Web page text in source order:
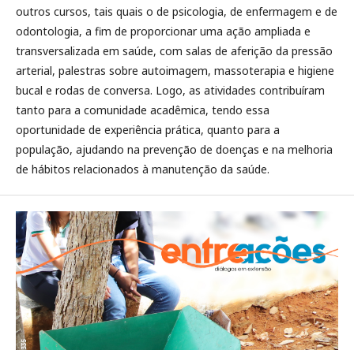
outros cursos, tais quais o de psicologia, de enfermagem e de
odontologia, a fim de proporcionar uma ação ampliada e
transversalizada em saúde, com salas de aferição da pressão
arterial, palestras sobre autoimagem, massoterapia e higiene
bucal e rodas de conversa. Logo, as atividades contribuíram
tanto para a comunidade acadêmica, tendo essa
oportunidade de experiência prática, quanto para a
população, ajudando na prevenção de doenças e na melhoria
de hábitos relacionados à manutenção da saúde.